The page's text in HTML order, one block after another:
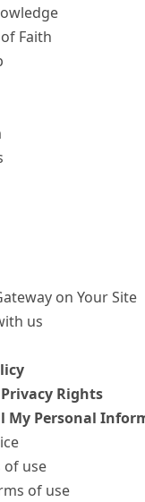
Faith
on Your Site
us
Rights
My Personal
of use
of use